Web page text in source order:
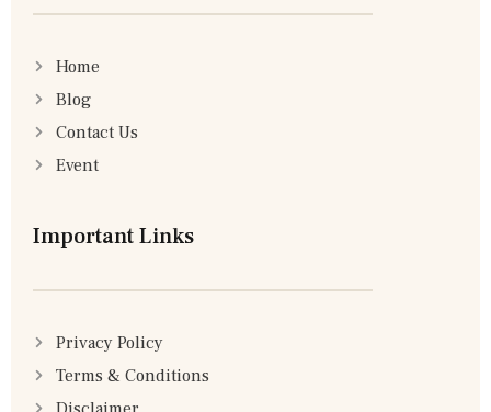
Home
Blog
Contact Us
Event
Important Links
Privacy Policy
Terms & Conditions